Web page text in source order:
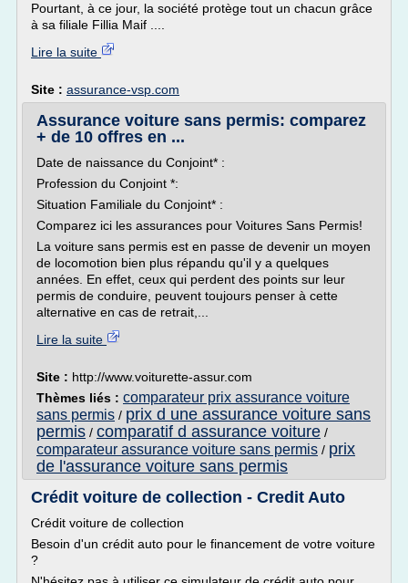
Pourtant, à ce jour, la société protège tout un chacun grâce
à sa filiale Fillia Maif ....
Lire la suite
Site : assurance-vsp.com
Assurance voiture sans permis: comparez
+ de 10 offres en ...
Date de naissance du Conjoint* :
Profession du Conjoint *:
Situation Familiale du Conjoint* :
Comparez ici les assurances pour Voitures Sans Permis!
La voiture sans permis est en passe de devenir un moyen
de locomotion bien plus répandu qu'il y a quelques
années. En effet, ceux qui perdent des points sur leur
permis de conduire, peuvent toujours penser à cette
alternative en cas de retrait,...
Lire la suite
Site : http://www.voiturette-assur.com
Thèmes liés : comparateur prix assurance voiture
sans permis / prix d une assurance voiture sans
permis / comparatif d assurance voiture /
comparateur assurance voiture sans permis / prix
de l'assurance voiture sans permis
Crédit voiture de collection - Credit Auto
Crédit voiture de collection
Besoin d'un crédit auto pour le financement de votre voiture
?